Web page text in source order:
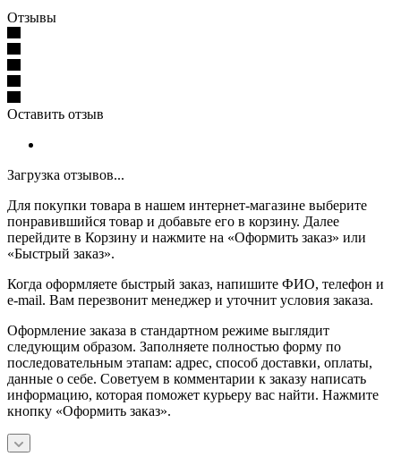
Отзывы
Оставить отзыв
Загрузка отзывов...
Для покупки товара в нашем интернет-магазине выберите
понравившийся товар и добавьте его в корзину. Далее
перейдите в Корзину и нажмите на «Оформить заказ» или
«Быстрый заказ».
Когда оформляете быстрый заказ, напишите ФИО, телефон и
e-mail. Вам перезвонит менеджер и уточнит условия заказа.
Оформление заказа в стандартном режиме выглядит
следующим образом. Заполняете полностью форму по
последовательным этапам: адрес, способ доставки, оплаты,
данные о себе. Советуем в комментарии к заказу написать
информацию, которая поможет курьеру вас найти. Нажмите
кнопку «Оформить заказ».